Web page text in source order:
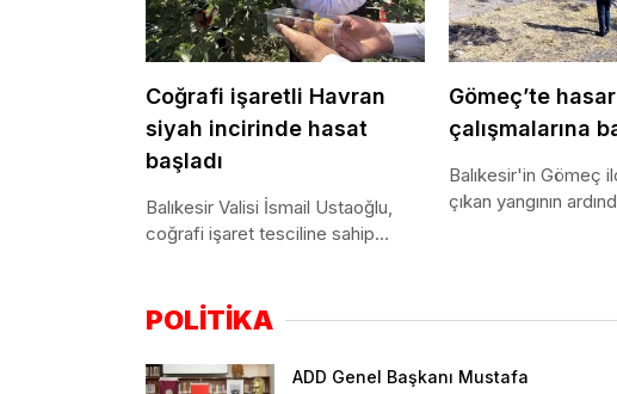
Coğrafi işaretli Havran
siyah incirinde hasat
başladı
Balıkesir Valisi İsmail Ustaoğlu,
coğrafi işaret tesciline sahip
belirterek..
Gömeç’te
çalışmalarına
Balıkesir'in Gömeç
çıkan yangının
POLİTİKA
ADD Genel Başkanı Mustafa